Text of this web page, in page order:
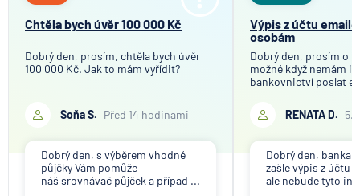
Chtěla bych úvěr 100 000 Kč
Dobrý den, prosím, chtěla bych úvěr
100 000 Kč. Jak to mám vyřídit?
Soňa S. Před 14 hodinami
Dobrý den, s výběrem vhodné
půjčky Vám pomůže
náš srovnávač půjček a případ ...
Výpis z účtu
osobám
Dobrý den, prosím o
možné když nemám
bankovnictví poslat
RENATA D.
Dobrý den, banka
zašle výpis z účtu
ale nebude tyto